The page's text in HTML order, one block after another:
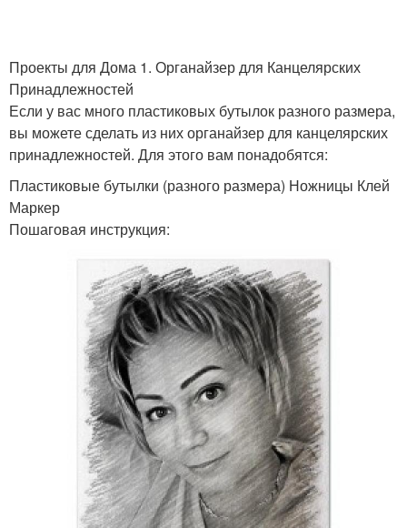
Поделка из
пластиковой бутылки
Бутылки для детского
сада
Кормушка из бутылки
Автоматическая
кормушка
Клумба из бутылок
Бордюр из
пластиковых бутылок
Проекты для Дома 1. Органайзер для Канцелярских
Принадлежностей
Если у вас много пластиковых бутылок разного размера,
вы можете сделать из них органайзер для канцелярских
принадлежностей. Для этого вам понадобятся:
Пластиковые бутылки (разного размера) Ножницы Клей
Маркер
Пошаговая инструкция: